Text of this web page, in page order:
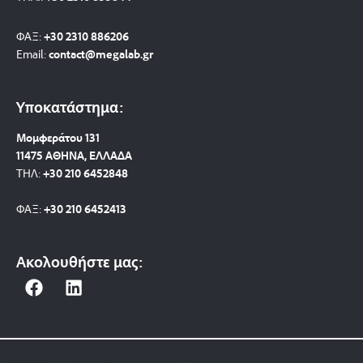
ΦΑΞ:+30 2310 886206
Email:contact@megalab.gr
Υποκατάστημα:
Μομφεράτου 131
11475 ΑΘΗΝΑ, ΕΛΛΑΔΑ
ΤΗΛ:+30 210 6452848
ΦΑΞ:+30 210 6452413
Ακολουθήστε μας:
F
e
L
k